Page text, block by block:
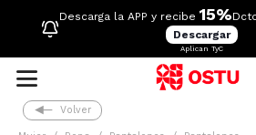
Descarga la APP y recibe 15%
Descargar
Aplican TyC
Volver